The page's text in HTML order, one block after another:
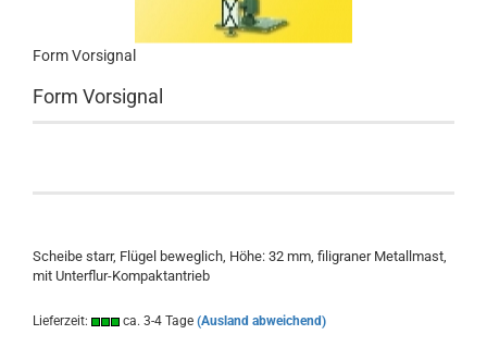
Form Vorsignal
Form Vorsignal
Scheibe starr, Flügel beweglich, Höhe: 32 mm, filigraner Metallmast,
mit Unterflur-Kompaktantrieb
Lieferzeit: ca. 3-4 Tage (Ausland abweichend)